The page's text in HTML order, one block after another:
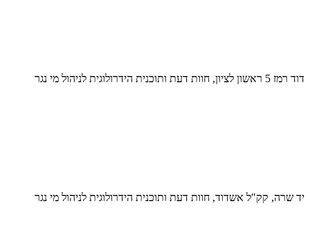
דוד רמז 5 ראשון לציון, חוות דעת ותוכנית הידרולוגית לניהול מי נגר
יד שרה, קק"ל אשדוד, חוות דעת ותוכנית הידרולוגית לניהול מי נגר